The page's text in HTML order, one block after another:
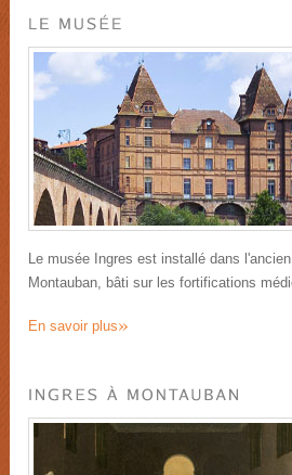
Le musée Ingres est installé dans
Montauban, bâti sur les fortifications
En savoir plus»